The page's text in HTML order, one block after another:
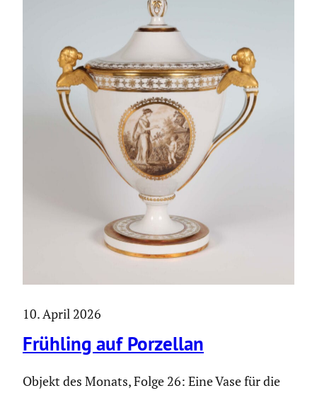
10. April 2026
Frühling auf Porzellan
Objekt des Monats, Folge 26: Eine Vase für die